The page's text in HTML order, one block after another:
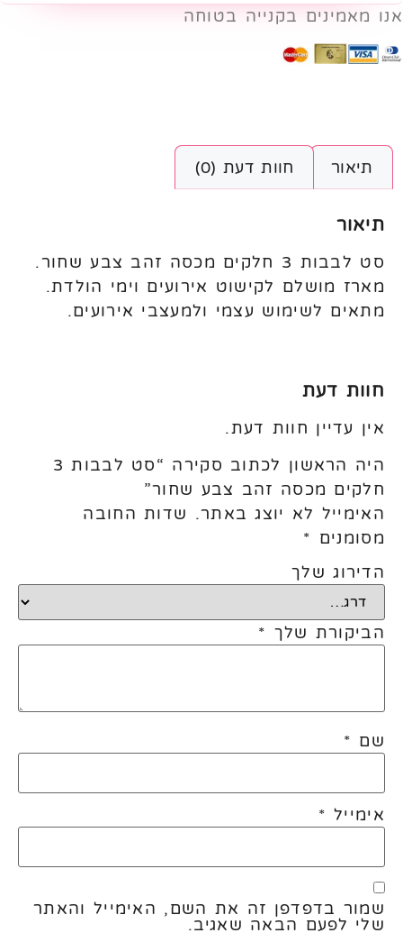
אנו מאמינים בקנייה בטוחה
תיאור חוות דעת (0)
תיאור
סט לבבות 3 חלקים מכסה זהב צבע שחור.
מארז מושלם לקישוט אירועים וימי הולדת.
מתאים לשימוש עצמי ולמעצבי אירועים.
חוות דעת
אין עדיין חוות דעת.
היה הראשון לכתוב סקירה “סט לבבות 3
חלקים מכסה זהב צבע שחור”
האימייל לא יוצג באתר. שדות החובה
מסומנים *
הדירוג שלך
הביקורת שלך *
שם *
אימייל *
שמור בדפדפן זה את השם, האימייל והאתר
שלי לפעם הבאה שאגיב.